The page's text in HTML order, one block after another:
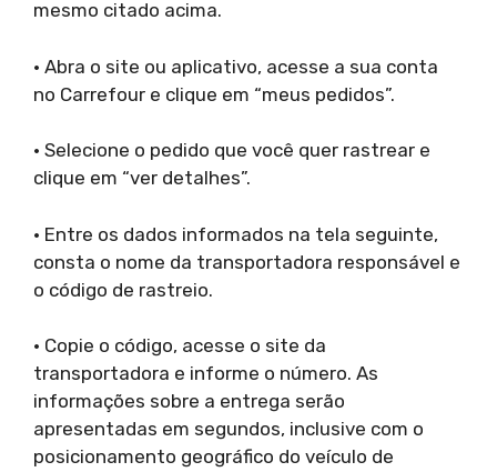
mesmo citado acima.
• Abra o site ou aplicativo, acesse a sua conta
no Carrefour e clique em “meus pedidos”.
• Selecione o pedido que você quer rastrear e
clique em “ver detalhes”.
• Entre os dados informados na tela seguinte,
consta o nome da transportadora responsável e
o código de rastreio.
• Copie o código, acesse o site da
transportadora e informe o número. As
informações sobre a entrega serão
apresentadas em segundos, inclusive com o
posicionamento geográfico do veículo de